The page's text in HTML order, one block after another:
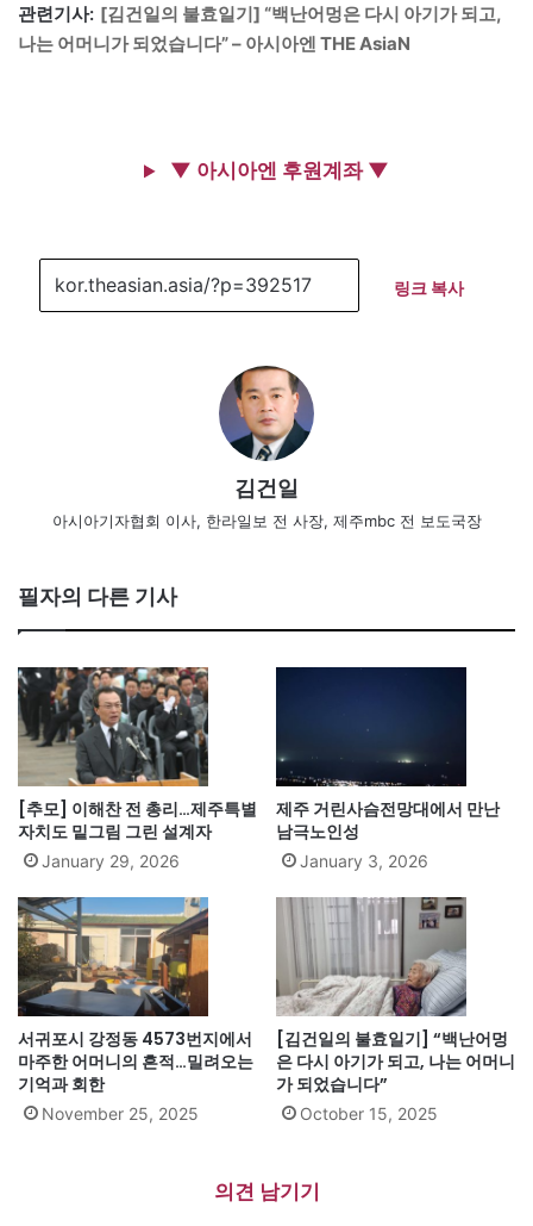
관련기사: [김건일의 불효일기] “백난어멍은 다시 아기가 되고,
나는 어머니가 되었습니다” – 아시아엔 THE AsiaN
▼ 아시아엔 후원계좌 ▼
링크 복사
김건일
아시아기자협회 이사, 한라일보 전 사장, 제주mbc 전 보도국장
필자의 다른 기사
[추모] 이해찬 전 총리…제주특별
자치도 밑그림 그린 설계자
January 29, 2026
제주 거린사슴전망대에서 만난
남극노인성
January 3, 2026
서귀포시 강정동 4573번지에서
마주한 어머니의 흔적…밀려오는
기억과 회한
November 25, 2025
[김건일의 불효일기] “백난어멍
은 다시 아기가 되고, 나는 어머니
가 되었습니다”
October 15, 2025
의견 남기기